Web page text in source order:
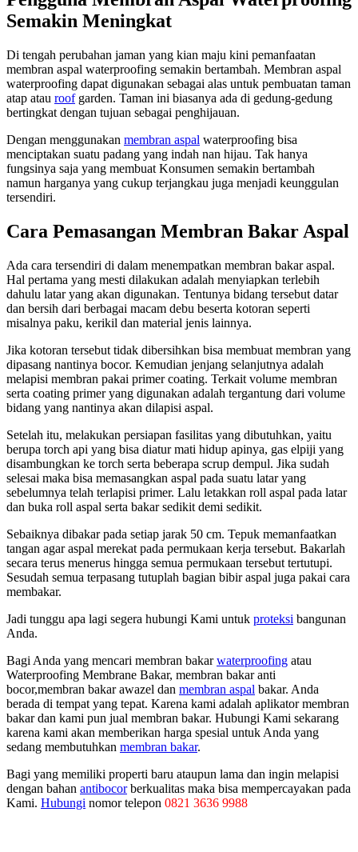
Semakin Meningkat
Di tengah perubahan jaman yang kian maju kini pemanfaatan
membran aspal waterproofing semakin bertambah. Membran aspal
waterproofing dapat digunakan sebagai alas untuk pembuatan taman
atap atau roofgarden. Taman ini biasanya ada di gedung-gedung
bertingkat dengan tujuan sebagai penghijauan.
Dengan menggunakan membran aspal waterproofing bisa
menciptakan suatu padang yang indah nan hijau. Tak hanya
fungsinya saja yang membuat Konsumen semakin bertambah
namun harganya yang cukup terjangkau juga menjadi keunggulan
tersendiri.
Cara Pemasangan Membran Bakar Aspal
Ada cara tersendiri di dalam menempatkan membran bakar aspal.
Hal pertama yang mesti dilakukan adalah menyiapkan terlebih
dahulu latar yang akan digunakan. Tentunya bidang tersebut datar
dan bersih dari berbagai macam debu beserta kotoran seperti
misalnya paku, kerikil dan material jenis lainnya.
Jika kotoran tersebut tidak dibersihkan bisa membuat membran yang
dipasang nantinya bocor. Kemudian jenjang selanjutnya adalah
melapisi membran pakai primer coating. Terkait volume membran
serta coating primer yang digunakan adalah tergantung dari volume
bidang yang nantinya akan dilapisi aspal.
Setelah itu, melakukan persiapan fasilitas yang dibutuhkan, yaitu
berupa torch api yang bisa diatur mati hidup apinya, gas elpiji yang
disambungkan ke torch serta beberapa scrup dempul. Jika sudah
selesai maka bisa memasangkan aspal pada suatu latar yang
sebelumnya telah terlapisi primer. Lalu letakkan roll aspal pada latar
dan buka roll aspal serta bakar sedikit demi sedikit.
Sebaiknya dibakar pada setiap jarak 50 cm. Tepuk memanfaatkan
tangan agar aspal merekat pada permukaan kerja tersebut. Bakarlah
secara terus menerus hingga semua permukaan tersebut tertutupi.
Sesudah semua terpasang tutuplah bagian bibir aspal juga pakai cara
membakar.
Jadi tunggu apa lagi segera hubungi Kami untuk proteksi bangunan
Anda.
Bagi Anda yang mencari membran bakarwaterproofing atau
Waterproofing Membrane Bakar, membran bakar anti
bocor,membran bakar awazel dan membran aspal bakar. Anda
berada di tempat yang tepat. Karena kami adalah aplikator membran
bakar dan kami pun jual membran bakar. Hubungi Kami sekarang
karena kami akan memberikan harga spesial untuk Anda yang
sedang membutuhkan membran bakar.
Bagi yang memiliki properti baru ataupun lama dan ingin melapisi
dengan bahan antibocorberkualitas maka bisa mempercayakan pada
Kami. Hubungi nomor telepon 0821 3636 9988